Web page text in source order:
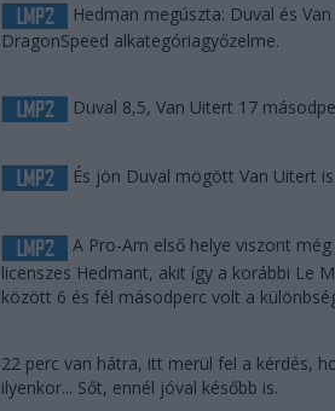
Hedman megúszta: Duval és
DragonSpeed alkategóriagyőzelme.
Duval 8,5, Van Uitert 17
És jön Duval mögött Van Uitert
A Pro-Am első helye viszont
licenszes Hedmant, akit így a korábbi Le
között 6 és fél másodperc volt a
22 perc van hátra, itt merül fel a kérdés,
ilyenkor... Sőt, ennél jóval később is.